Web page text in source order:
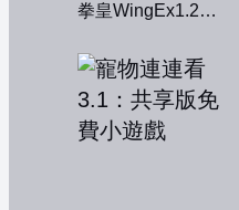
拳皇WingEx1.2雙人版